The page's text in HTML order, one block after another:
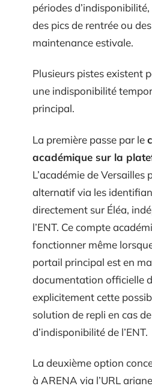
périodes
des pics de rentrée ou
maintenance estivale.
Plusieurs pistes existent
une indisponibilité
principal.
La première passe par le
académique sur la
L’académie de Versailles
alternatif via les
directement sur Éléa,
l’ENT. Ce compte
fonctionner même
portail principal est en
documentation officielle
explicitement cette
solution de repli en cas
d’indisponibilité de l’ENT.
La deuxième option
à ARENA via l’URL